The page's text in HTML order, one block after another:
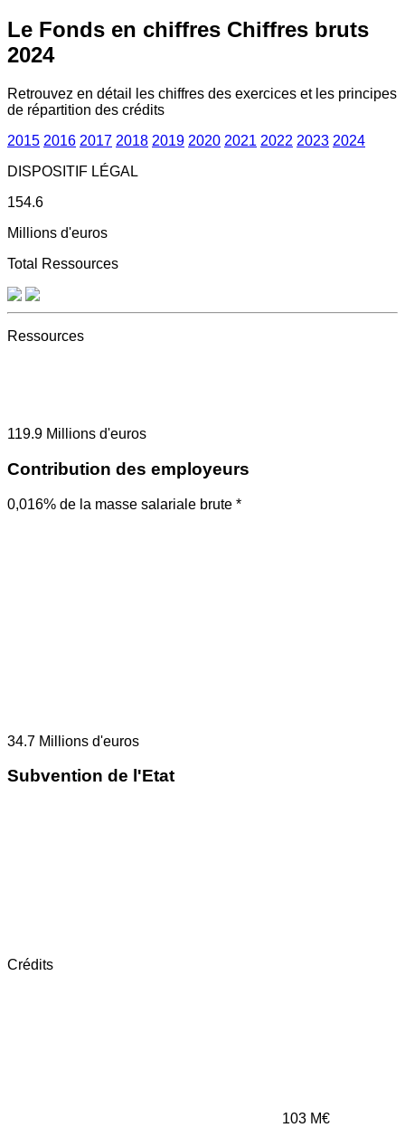
Le Fonds en chiffres Chiffres bruts
2024
Retrouvez en détail les chiffres des exercices et les principes
de répartition des crédits
2015 2016 2017 2018 2019 2020 2021 2022 2023 2024
DISPOSITIF LÉGAL
154.6
Millions d'euros
Total Ressources
Ressources
119.9 Millions d'euros
Contribution des employeurs
0,016% de la masse salariale brute *
34.7 Millions d'euros
Subvention de l'Etat
Crédits
103 M€